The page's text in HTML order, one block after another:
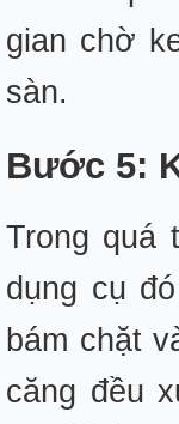
gian chờ
sàn.
Bước 5:
Trong quá
dụng cụ
bám chặt
căng đều